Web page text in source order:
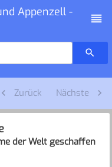
Appenzell -
Zurück Nächste
der Welt geschaffen